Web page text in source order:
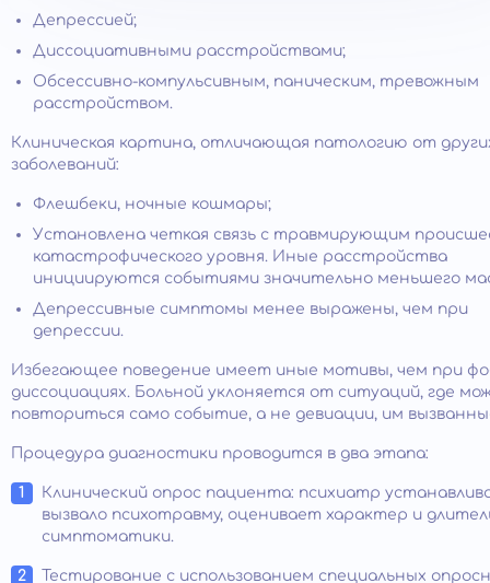
Депрессией;
Диссоциативными расстройствами;
Обсессивно-компульсивным, паническим, тревожным
расстройством.
Клиническая картина, отличающая патологию от
заболеваний:
Флешбеки, ночные кошмары;
Установлена четкая связь с травмирующим
катастрофического уровня. Иные расстройства
инициируются событиями значительно меньшего
Депрессивные симптомы менее выражены, чем при
депрессии.
Избегающее поведение имеет иные мотивы, чем при
диссоциациях. Больной уклоняется от ситуаций, где
повториться само событие, а не девиации, им
Процедура диагностики проводится в два этапа:
Клинический опрос пациента: психиатр
вызвало психотравму, оценивает характер и
симптоматики.
Тестирование с использованием специальных